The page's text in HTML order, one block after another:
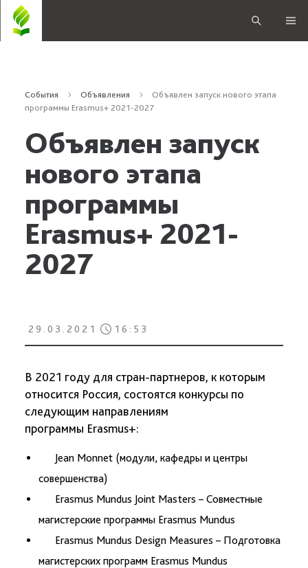
События Объявления
Объявлен запуск нового этапа
программы Erasmus+ 2021-2027
Объявлен запуск
нового этапа
программы
Erasmus+ 2021-
2027
29.03.2021 16:53
В 2021 году для стран-партнеров, к которым
относится Россия, состоятся конкурсы по
следующим направлениям
программы Erasmus+:
Jean Monnet (модули, кафедры и центры
совершенства)
Erasmus Mundus Joint Masters – Совместные
магистерские программы Erasmus Mundus
Erasmus Mundus Design Measures – Подготовка
магистерских программ Erasmus Mundus